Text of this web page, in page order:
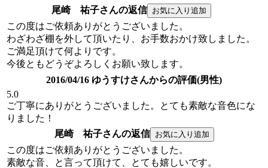
尾崎 祐子さんの返信
この度はご依頼ありがとうございました。
わざわざ棚を外して頂いたり、お手数おかけ致しました。
ご満足頂けて何よりです。
今後ともどうぞよろしくお願い致します。
2016/04/16 ゆうすけさんからの評価(男性)
5.0
ご丁寧にありがとうございました。とても素敵な音色にな
りました！
尾崎 祐子さんの返信
この度はご依頼ありがとうございました。
素敵な音、と言って頂けて、とても嬉しいです。